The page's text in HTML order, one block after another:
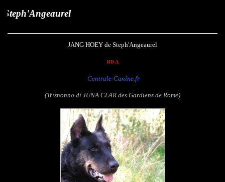
JANG HOEY de Steph'Angeaurel
HD A
Centrale-Canine.fr
(Trisnonno di JUNA CLAR des Gardiens de Rome)